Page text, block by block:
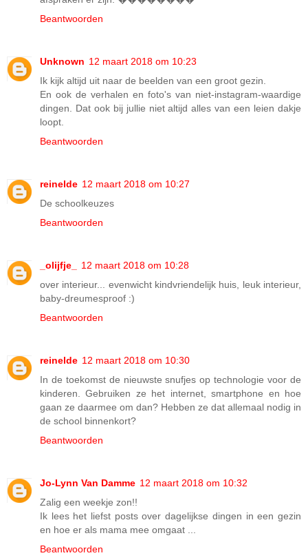
Beantwoorden
Unknown 12 maart 2018 om 10:23
Ik kijk altijd uit naar de beelden van een groot gezin.
En ook de verhalen en foto's van niet-instagram-waardige
dingen. Dat ook bij jullie niet altijd alles van een leien dakje
loopt.
Beantwoorden
reinelde 12 maart 2018 om 10:27
De schoolkeuzes
Beantwoorden
_olijfje_
12 maart 2018 om 10:28
over interieur... evenwicht kindvriendelijk huis, leuk interieur,
baby-dreumesproof :)
Beantwoorden
reinelde 12 maart 2018 om 10:30
In de toekomst de nieuwste snufjes op technologie voor de
kinderen. Gebruiken ze het internet, smartphone en hoe
gaan ze daarmee om dan? Hebben ze dat allemaal nodig in
de school binnenkort?
Beantwoorden
Jo-Lynn Van Damme 12 maart 2018 om 10:32
Zalig een weekje zon!!
Ik lees het liefst posts over dagelijkse dingen in een gezin
en hoe er als mama mee omgaat ...
Beantwoorden